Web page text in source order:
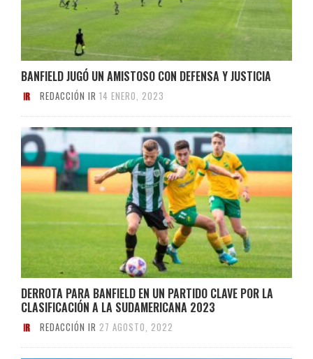
BANFIELD JUGÓ UN AMISTOSO CON DEFENSA Y JUSTICIA
REDACCIÓN IR 14 ENERO, 2023
DERROTA PARA BANFIELD EN UN PARTIDO CLAVE POR LA
CLASIFICACIÓN A LA SUDAMERICANA 2023
REDACCIÓN IR 27 AGOSTO, 2022